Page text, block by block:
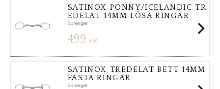
SATINOX PONNY/ICELANDIC TR
EDELAT 14MM LÖSA RINGAR
Sprenger
499 KR
SATINOX TREDELAT BETT 14MM
FASTA RINGAR
Sprenger